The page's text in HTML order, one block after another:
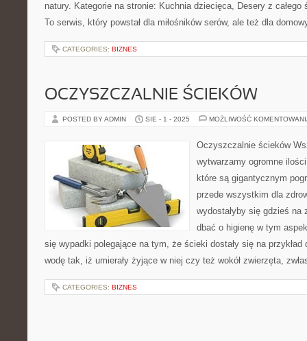
natury. Kategorie na stronie: Kuchnia dziecięca, Desery z
To serwis, który powstał dla miłośników serów, ale też dla
CATEGORIES: BIZNES
OCZYSZCZALNIE ŚCIEKÓW
POSTED BY ADMIN SIE - 1 - 2025 MOŻLIWOŚĆ
Oczyszczalnie ścieków
wytwarzamy ogromne
które są gigantycznym
przede wszystkim dla
wydostałyby się gdzieś
dbać o higienę w tym
się wypadki polegające na tym, że ścieki dostały się na
wodę tak, iż umierały żyjące w niej czy też wokół zwierzęta,
CATEGORIES: BIZNES